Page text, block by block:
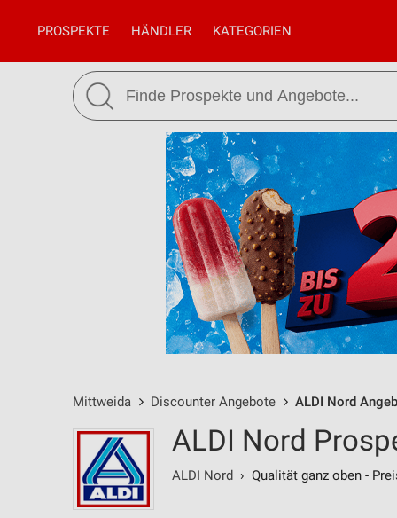
PROSPEKTE HÄNDLER KATEGORIEN
Mittweida Discounter Angebote ALDI Nord
ALDI Nord
ALDI Nord › Qualität ganz oben -